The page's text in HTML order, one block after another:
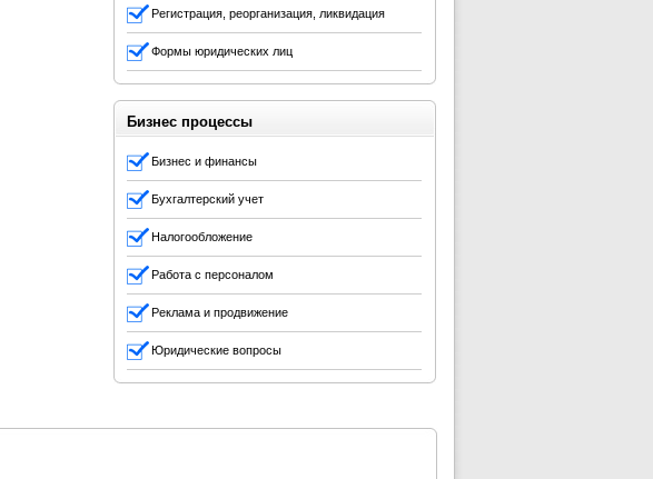
Регистрация, реорганизация, ликвидация
Формы юридических лиц
Бизнес процессы
Бизнес и финансы
Бухгалтерский учет
Налогообложение
Работа с персоналом
Реклама и продвижение
Юридические вопросы